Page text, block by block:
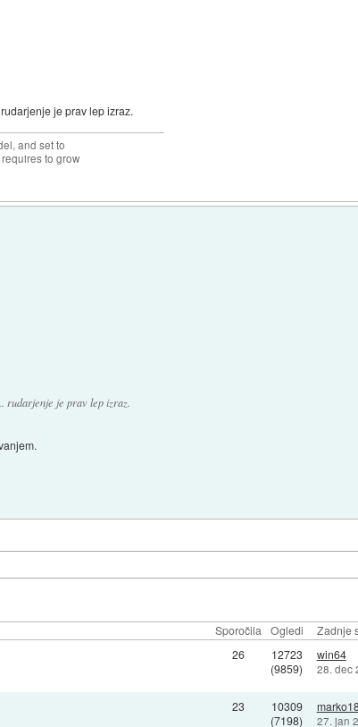
je prav lep izraz.
and set to
to grow
rudarjenje je prav lep izraz.
Sporočila Ogledi Zadnje
26
12723
(9859)
win64
28. dec
23
10309
(7198)
27. jan